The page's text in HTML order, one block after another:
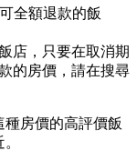
全額退款的飯
店，只要在取消期
的房價，請在搜尋
種房價的高評價飯